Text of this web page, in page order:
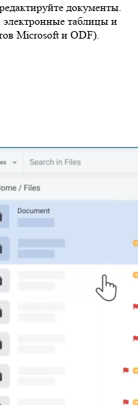
документы.
таблицы и
Microsoft и ODF).